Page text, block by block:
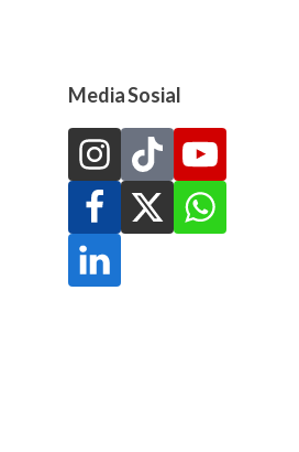
Media Sosial